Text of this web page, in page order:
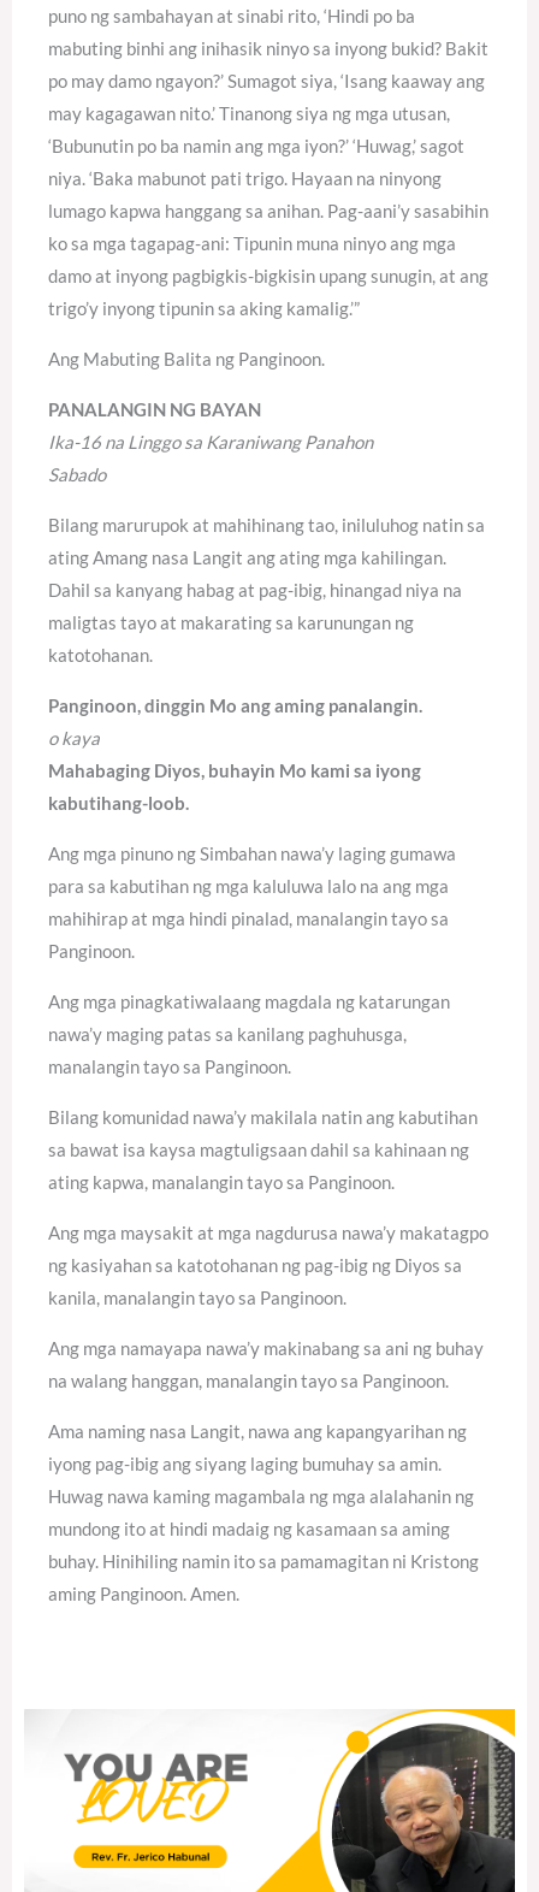
puno ng sambahayan at sinabi rito, ‘Hindi po ba
mabuting binhi ang inihasik ninyo sa inyong bukid? Bakit
po may damo ngayon?’ Sumagot siya, ‘Isang kaaway ang
may kagagawan nito.’ Tinanong siya ng mga utusan,
‘Bubunutin po ba namin ang mga iyon?’ ‘Huwag,’ sagot
niya. ‘Baka mabunot pati trigo. Hayaan na ninyong
lumago kapwa hanggang sa anihan. Pag-aani’y sasabihin
ko sa mga tagapag-ani: Tipunin muna ninyo ang mga
damo at inyong pagbigkis-bigkisin upang sunugin, at ang
trigo’y inyong tipunin sa aking kamalig.’”
Ang Mabuting Balita ng Panginoon.
PANALANGIN NG BAYAN
Ika-16 na Linggo sa Karaniwang Panahon
Sabado
Bilang marurupok at mahihinang tao, iniluluhog natin sa
ating Amang nasa Langit ang ating mga kahilingan.
Dahil sa kanyang habag at pag-ibig, hinangad niya na
maligtas tayo at makarating sa karunungan ng
katotohanan.
Panginoon, dinggin Mo ang aming panalangin.
o kaya
Mahabaging Diyos, buhayin Mo kami sa iyong
kabutihang-loob.
Ang mga pinuno ng Simbahan nawa’y laging gumawa
para sa kabutihan ng mga kaluluwa lalo na ang mga
mahihirap at mga hindi pinalad, manalangin tayo sa
Panginoon.
Ang mga pinagkatiwalaang magdala ng katarungan
nawa’y maging patas sa kanilang paghuhusga,
manalangin tayo sa Panginoon.
Bilang komunidad nawa’y makilala natin ang kabutihan
sa bawat isa kaysa magtuligsaan dahil sa kahinaan ng
ating kapwa, manalangin tayo sa Panginoon.
Ang mga maysakit at mga nagdurusa nawa’y makatagpo
ng kasiyahan sa katotohanan ng pag-ibig ng Diyos sa
kanila, manalangin tayo sa Panginoon.
Ang mga namayapa nawa’y makinabang sa ani ng buhay
na walang hanggan, manalangin tayo sa Panginoon.
Ama naming nasa Langit, nawa ang kapangyarihan ng
iyong pag-ibig ang siyang laging bumuhay sa amin.
Huwag nawa kaming magambala ng mga alalahanin ng
mundong ito at hindi madaig ng kasamaan sa aming
buhay. Hinihiling namin ito sa pamamagitan ni Kristong
aming Panginoon. Amen.